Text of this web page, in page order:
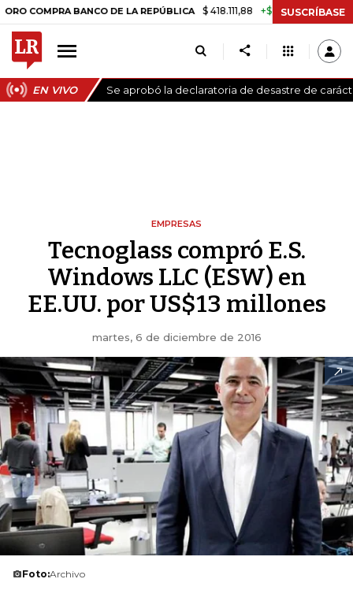
BANCO DE LA REPÚBLICA $ 418.111,88 +$ 9.612,91 +2,35%
SUSCRÍBASE
EN VIVO Se aprobó la declaratoria de desastre de
EMPRESAS
Tecnoglass compró E.S.
Windows LLC (ESW) en
EE.UU. por US$13 millones
martes, 6 de diciembre de 2016
Foto:Archivo